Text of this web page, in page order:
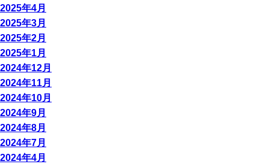
2025年4月
2025年3月
2025年2月
2025年1月
2024年12月
2024年11月
2024年10月
2024年9月
2024年8月
2024年7月
2024年4月